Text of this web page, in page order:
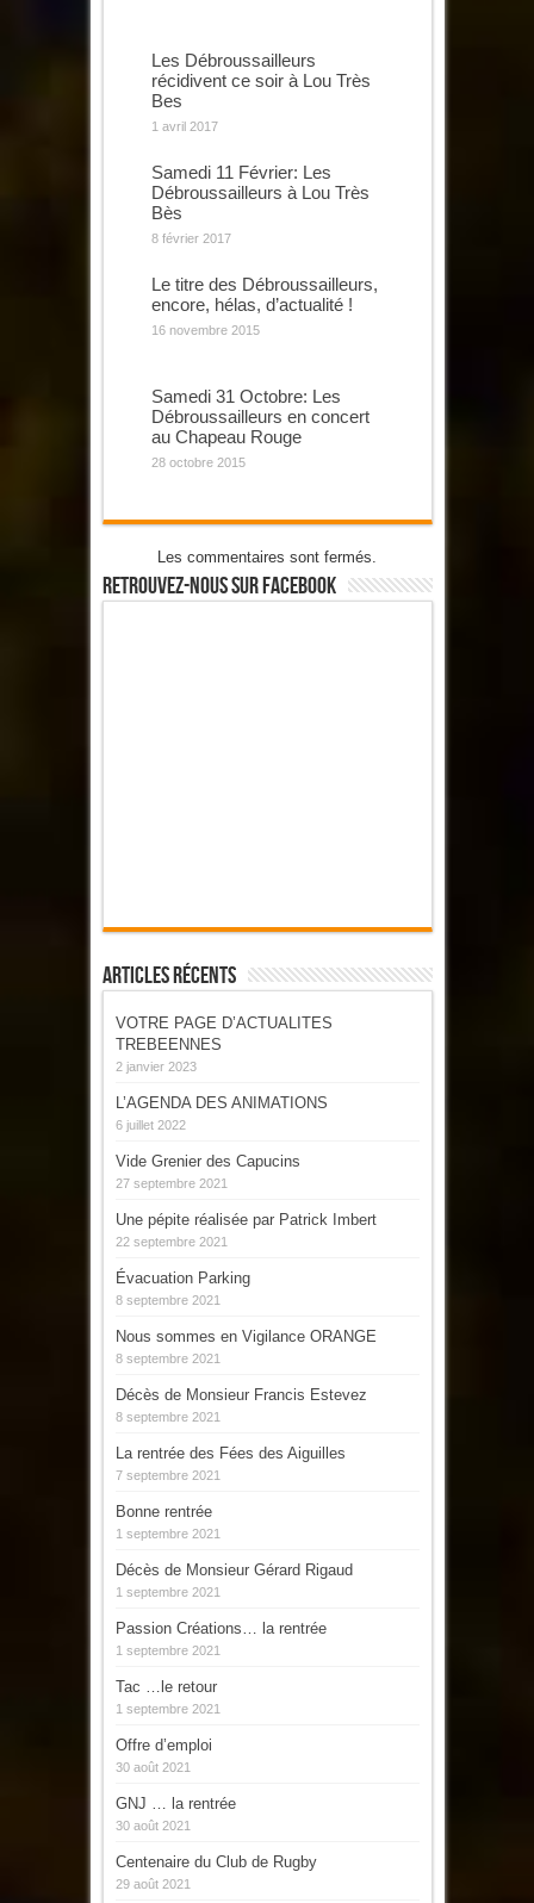
Les Débroussailleurs
récidivent ce soir à Lou Très
Bes
1 avril 2017
Samedi 11 Février: Les
Débroussailleurs à Lou Très
Bès
8 février 2017
Le titre des Débroussailleurs,
encore, hélas, d’actualité !
16 novembre 2015
Samedi 31 Octobre: Les
Débroussailleurs en concert
au Chapeau Rouge
28 octobre 2015
Les commentaires sont fermés.
Retrouvez-Nous Sur Facebook
Articles Récents
VOTRE PAGE D’ACTUALITES
TREBEENNES
2 janvier 2023
L’AGENDA DES ANIMATIONS
6 juillet 2022
Vide Grenier des Capucins
27 septembre 2021
Une pépite réalisée par Patrick Imbert
22 septembre 2021
Évacuation Parking
8 septembre 2021
Nous sommes en Vigilance ORANGE
8 septembre 2021
Décès de Monsieur Francis Estevez
8 septembre 2021
La rentrée des Fées des Aiguilles
7 septembre 2021
Bonne rentrée
1 septembre 2021
Décès de Monsieur Gérard Rigaud
1 septembre 2021
Passion Créations… la rentrée
1 septembre 2021
Tac …le retour
1 septembre 2021
Offre d’emploi
30 août 2021
GNJ … la rentrée
30 août 2021
Centenaire du Club de Rugby
29 août 2021